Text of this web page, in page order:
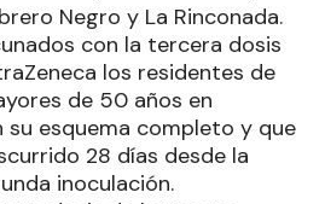
Negro y La Rinconada.
con la tercera dosis
los residentes de
de 50 años en
su esquema completo y que
28 días desde la
inoculación.